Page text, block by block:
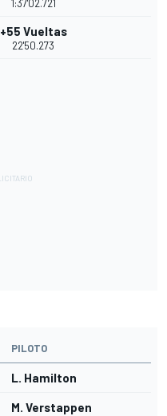
1:37'02.721
+55 Vueltas
22'50.273
PILOTO
L. Hamilton
M. Verstappen